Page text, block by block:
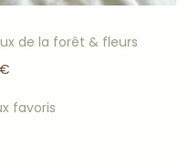
de la forêt & fleurs
€
favoris